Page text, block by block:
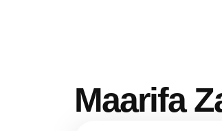
Maarifa